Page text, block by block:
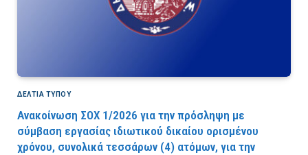
ΔΕΛΤΙΑ ΤΥΠΟΥ
Ανακοίνωση ΣΟΧ 1/2026 για την πρόσληψη με
σύμβαση εργασίας ιδιωτικού δικαίου ορισμένου
χρόνου, συνολικά τεσσάρων (4) ατόμων, για την